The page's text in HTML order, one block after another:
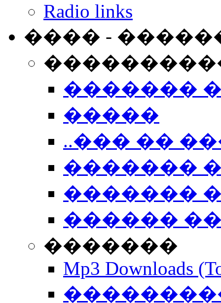
Radio links
���� -
�������
�����
..��� ��
�������
�������
������
�������
Mp3 Downloads